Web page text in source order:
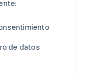
de datos